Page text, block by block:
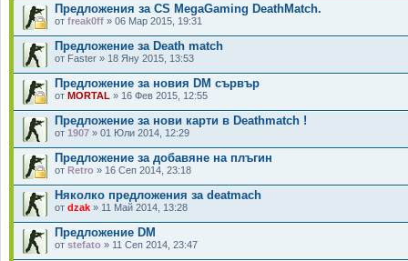
Предложения за CS MegaGaming DeathMatch.
от freak0ff » 06 Мар 2015, 19:31
Предложение за Death match
от Faster » 18 Яну 2015, 13:53
Предложение за новия DM сървър
от MORTAL » 16 Фев 2015, 12:55
Предложение за нови карти в Deathmatch !
от 1907 » 01 Юли 2014, 12:29
Предложение за добавяне на плъгин
от Retro » 16 Сеп 2014, 23:18
Няколко предложения за deatmach
от dzak » 11 Май 2014, 13:28
Предложение DM
от stefato » 11 Сеп 2014, 23:47